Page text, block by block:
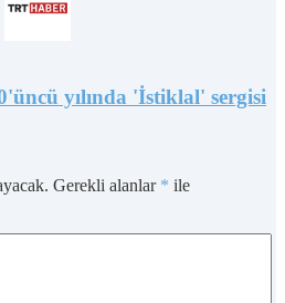
yılında 'İstiklal' sergisi
Gerekli alanlar * ile